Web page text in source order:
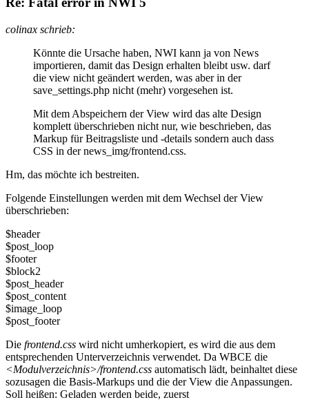
colinax schrieb:
Könnte die Ursache haben, NWI kann ja von News
importieren, damit das Design erhalten bleibt usw. darf
die view nicht geändert werden, was aber in der
save_settings.php nicht (mehr) vorgesehen ist.
Mit dem Abspeichern der View wird das alte Design
komplett überschrieben nicht nur, wie beschrieben, das
Markup für Beitragsliste und -details sondern auch dass
CSS in der news_img/frontend.css.
Hm, das möchte ich bestreiten.
Folgende Einstellungen werden mit dem Wechsel der View
überschrieben:
$header
$post_loop
$footer
$block2
$post_header
$post_content
$image_loop
$post_footer
Die frontend.css wird nicht umherkopiert, es wird die aus dem
entsprechenden Unterverzeichnis verwendet. Da WBCE die
<Modulverzeichnis>/frontend.css automatisch lädt, beinhaltet diese
sozusagen die Basis-Markups und die der View die Anpassungen.
Soll heißen: Geladen werden beide, zuerst